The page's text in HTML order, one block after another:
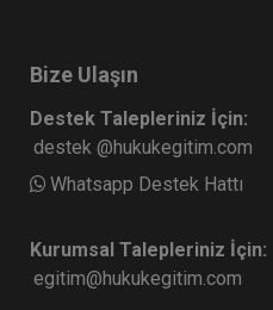
Ticaret Hukuku Kongresi
İŞLETME HUKUKU Video
360 TL
Tüketici Hukuku
Bize Ulaşın
Destek Talepleriniz İçin:
destek @hukukegitim.com
Whatsapp Destek Hattı
Kurumsal Talepleriniz İçin:
egitim@hukukegitim.com